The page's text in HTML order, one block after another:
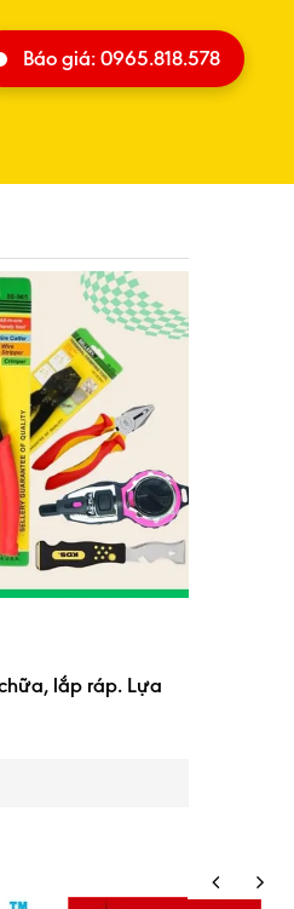
Báo giá: 0965.818.578
lắp ráp. Lựa